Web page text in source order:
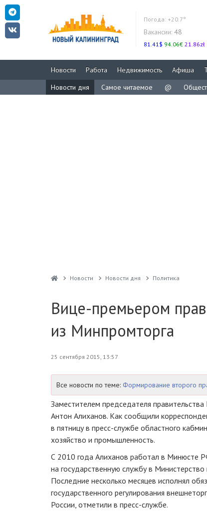
Погода: +20.7°
Вакансии: 48
81.41$ 94.06€ 21.86zł
Новости Работа Недвижимость Афиша
Новости дня
Самое читаемое @
Новости Новости дня Политика
Вице-премьером
из Минпромторга
25 сентября 2015, 13:57
Все новости по теме: Формирование второго
Заместителем председателя
Антон Алиханов. Как сообщили
в пятницу в пресс-службе областного
хозяйство и промышленность.
С 2010 года Алиханов работал в Минюсте
на государственную службу в
Последние несколько месяцев исполнял
государственного регулирования
России, отметили в пресс-службе.